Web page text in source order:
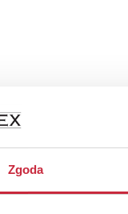
Zgoda